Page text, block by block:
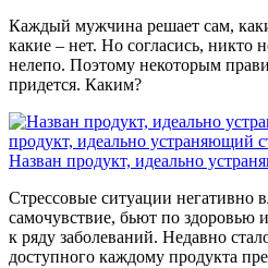
Каждый мужчина решает сам,
какие – нет. Но согласись, никто
нелепо. Поэтому некоторым
придется. Каким?
продукт, идеально устраняющий
Назван продукт, идеально
Стрессовые ситуации негативно
самочувствие, бьют по здоровью
к ряду заболеваний. Недавно
доступного каждому продукта